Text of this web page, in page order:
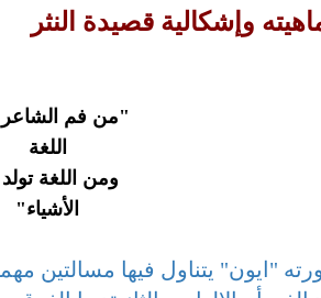
وإشكالية قصيدة النثر
"من فم الشاعر
اللغة
ومن اللغة
الأشياء"
"ايون" يتناول فيها مسالتين